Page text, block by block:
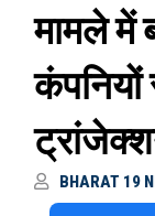
मामले में
BHARAT 19